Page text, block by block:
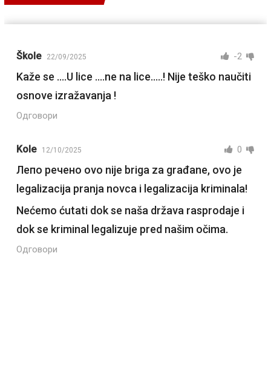
Škole 22/09/2025 -2
Kaže se ….U lice ….ne na lice…..! Nije teško naučiti
osnove izražavanja !
Одговори
Kole 12/10/2025 0
Лепо речено ovo nije briga za građane, ovo je
legalizacija pranja novca i legalizacija kriminala!
​Nećemo ćutati dok se naša država rasprodaje i
dok se kriminal legalizuje pred našim očima.
Одговори